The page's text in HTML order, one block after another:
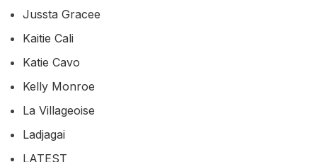
Jussta Gracee
Kaitie Cali
Katie Cavo
Kelly Monroe
La Villageoise
Ladjagai
LATEST